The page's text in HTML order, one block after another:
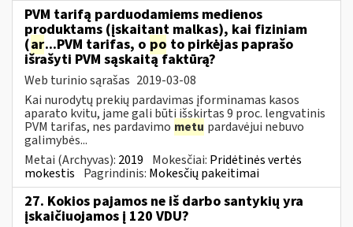
PVM tarifą parduodamiems medienos
produktams (įskaitant malkas), kai fiziniam
(ar...PVM tarifas, o po to pirkėjas paprašo
išrašyti PVM sąskaitą faktūrą?
Web turinio sąrašas 2019-03-08
Kai nurodytų prekių pardavimas įforminamas kasos
aparato kvitu, jame gali būti išskirtas 9 proc. lengvatinis
PVM tarifas, nes pardavimo metu pardavėjui nebuvo
galimybės...
Metai (Archyvas): 2019 Mokesčiai: Pridėtinės vertės
mokestis Pagrindinis: Mokesčių pakeitimai
27. Kokios pajamos ne iš darbo santykių yra
įskaičiuojamos į 120 VDU?